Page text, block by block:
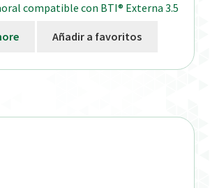
Abutments | Tienda Online!
compatible con BTI® Externa 3.5
Añadir a favoritos